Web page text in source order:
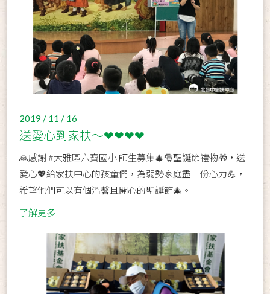
2019 / 11 / 16
送愛心到家扶～❤❤❤❤
🙏感謝 #大雅區六寶國小 師生募集🎄🎅聖誕節禮物🎁，送
愛心💖給家扶中心的孩童們，為弱勢家庭盡一份心力💪，
希望他們可以有個溫馨且開心的聖誕節🎄。
了解更多